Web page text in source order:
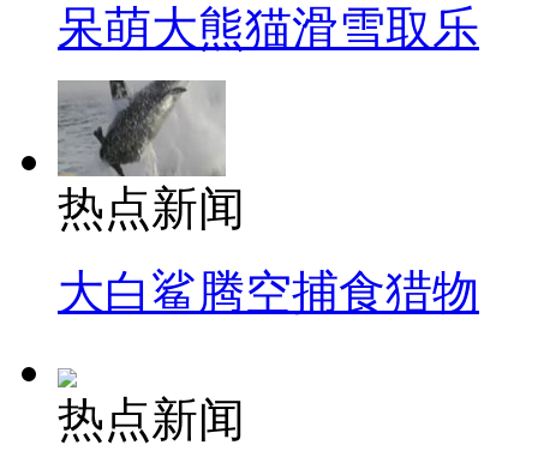
呆萌大熊猫滑雪取乐
热点新闻
大白鲨腾空捕食猎物
热点新闻